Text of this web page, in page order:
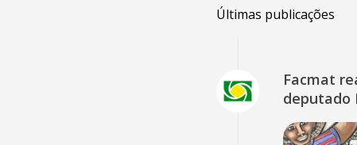
Últimas publicações
Facmat
deputado